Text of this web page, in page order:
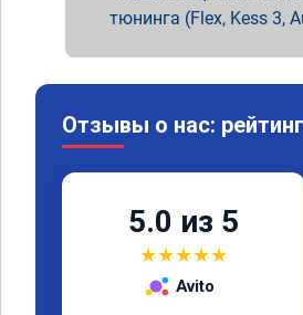
тюнинга (Flex, Kess 3,
Отзывы о нас:
5.0 из 5
★★★★★
Avito